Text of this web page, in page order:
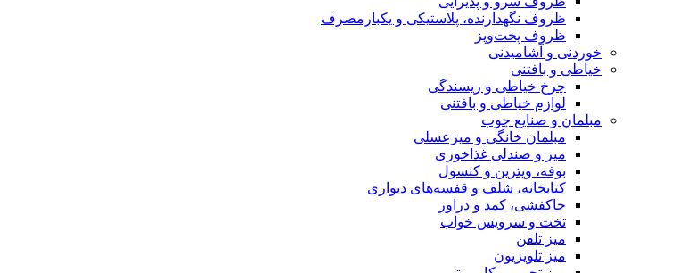
ظروف نگهدارنده، پلاستیکی و یکبارمصرف
ظروف پخت‌وپز
خوردنی و آشامیدنی
خیاطی و بافتنی
چرخ خیاطی و ریسندگی
لوازم خیاطی و بافتنی
مبلمان و صنایع چوب
مبلمان خانگی و میزعسلی
میز و صندلی غذاخوری
بوفه، ویترین و کنسول
کتابخانه، شلف و قفسه‌های دیواری
جاکفشی، کمد و دراور
تخت و سرویس خواب
میز تلفن
میز تلویزیون